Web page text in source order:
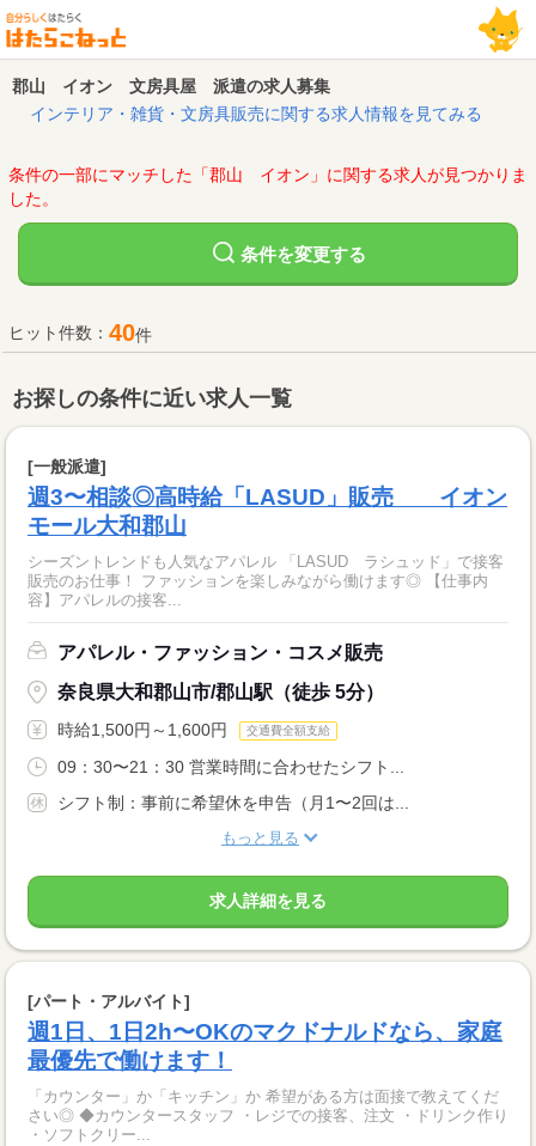
郡山 イオン 文房具屋 派遣の求人募集
インテリア・雑貨・文房具販売に関する求人情報を見てみる
条件の一部にマッチした「郡山 イオン」に関する求人が見つかりま
した。
条件を変更する
ヒット件数： 40件
お探しの条件に近い求人一覧
[一般派遣]
週3〜相談◎高時給「LASUD」販売 イオン
モール大和郡山
シーズントレンドも人気なアパレル 「LASUD ラシュッド」で接客
販売のお仕事！ ファッションを楽しみながら働けます◎ 【仕事内
容】アパレルの接客...
アパレル・ファッション・コスメ販売
奈良県大和郡山市/郡山駅（徒歩 5分）
時給1,500円～1,600円 交通費全額支給
09：30〜21：30 営業時間に合わせたシフト...
シフト制：事前に希望休を申告（月1〜2回は...
もっと見る
求人詳細を見る
[パート・アルバイト]
週1日、1日2h〜OKのマクドナルドなら、家庭
最優先で働けます！
「カウンター」か「キッチン」か 希望がある方は面接で教えてくだ
さい◎ ◆カウンタースタッフ ・レジでの接客、注文 ・ドリンク作り
・ソフトクリー...